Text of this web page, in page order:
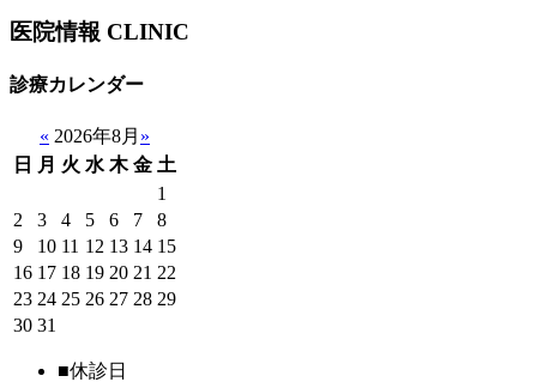
医院情報 CLINIC
診療カレンダー
« 2026年8月 »
日
月 火 水 木 金 土
1
2
3 4 5 6 7
8
9
10 11 12 13 14 15
16 17 18 19 20 21 22
23 24 25 26 27 28 29
30 31
■休診日